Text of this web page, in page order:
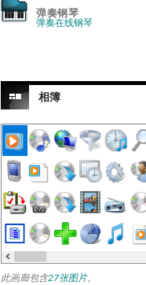
弹奏钢琴
弹奏在线钢琴
相簿
此画廊包含27张图片。